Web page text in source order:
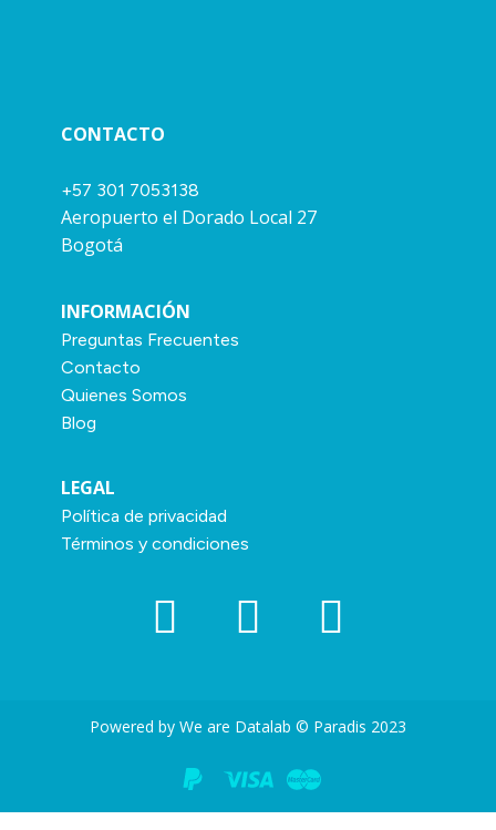
CONTACTO
+57 301 7053138
Aeropuerto el Dorado Local 27
Bogotá
INFORMACIÓN
Preguntas Frecuentes
Contacto
Quienes Somos
Blog
LEGAL
Política de privacidad
Términos y condiciones
Powered by We are Datalab © Paradis 2023